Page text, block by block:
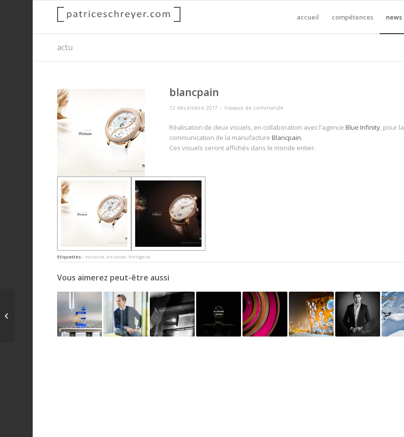
accueil compétences news
actu
blancpain
12 décembre 2017 - travaux de commande
Réalisation de deux visuels, en collaboration avec l'agenceBlue Infinity, pour la
communication de la manufactureBlancpain.
Ces visuels seront affichés dans le monde entier.
Etiquettes : industrie,artisanat, horlogerie
Vous aimerez peut-être aussi
franches-montagnes